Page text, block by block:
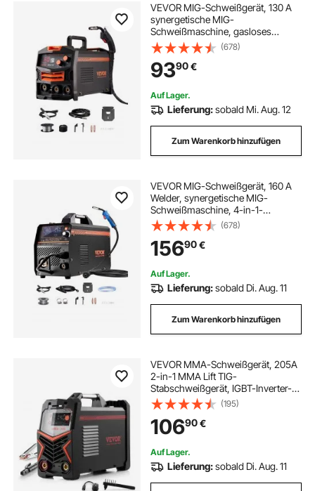
VEVOR MIG-Schweißgerät, 130 A
synergetische MIG-
Schweißmaschine, gasloses
Fülldraht-Welder, tragbarer MIG-
Schweißer mit IGBT-
Wechselrichtertechnologie und
digitalem Anzeigebildschirm
(678)
9390€
Auf Lager.
Lieferung:sobald Mi. Aug. 12
Zum Warenkorb hinzufügen
VEVOR MIG-Schweißgerät, 160 A
Welder, synergetische MIG-
Schweißmaschine, 4-in-1-
Gas/MIG/MMA/Lift TIG-
Mehrprozess-Schweißer mit IGBT-
Wechselrichtertechnologie und
LCD-Bildschirmanzeige
(678)
15690€
Auf Lager.
Lieferung:sobald Di. Aug. 11
Zum Warenkorb hinzufügen
VEVOR MMA-Schweißgerät, 205A
2-in-1 MMA Lift TIG-
Stabschweißgerät, IGBT-Inverter-
Schweißgerät mit Digitalanzeige,
Hot Start Arc Force Anti-Stick (Lift-
Brenner nicht im Lieferumfang
enthalten)
(195)
10690€
Auf Lager.
Lieferung:sobald Di. Aug. 11